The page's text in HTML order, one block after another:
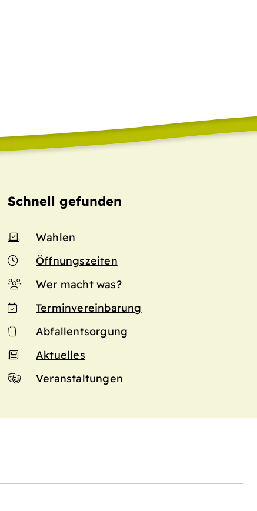
Schnell gefunden
Wahlen
Öffnungszeiten
Wer macht was?
Terminvereinbarung
Abfallentsorgung
Aktuelles
Veranstaltungen